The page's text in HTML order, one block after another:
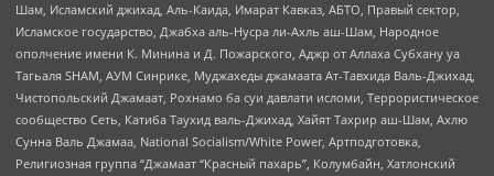
Шам, Исламский джихад, Аль-Каида, Имарат Кавказ, АБТО, Правый сектор,
Исламское государство, Джабха аль-Нусра ли-Ахль аш-Шам, Народное
ополчение имени К. Минина и Д. Пожарского, Аджр от Аллаха Субхану уа
Тагьаля SHAM, АУМ Синрике, Муджахеды джамаата Ат-Тавхида Валь-Джихад,
Чистопольский Джамаат, Рохнамо ба суи давлати исломи, Террористическое
сообщество Сеть, Катиба Таухид валь-Джихад, Хайят Тахрир аш-Шам, Ахлю
Сунна Валь Джамаа, National Socialism/White Power, Артподготовка,
Религиозная группа “Джамаат “Красный пахарь”, Колумбайн, Хатлонский